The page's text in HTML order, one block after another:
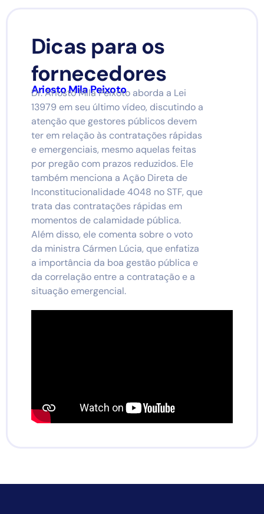
Dicas para os
fornecedores
Ariosto Mila Peixoto
Dr. Ariosto Mila Peixoto aborda a Lei
13979 em seu último vídeo, discutindo a
atenção que gestores públicos devem
ter em relação às contratações rápidas
e emergenciais, mesmo aquelas feitas
por pregão com prazos reduzidos. Ele
também menciona a Ação Direta de
Inconstitucionalidade 4048 no STF, que
trata das contratações rápidas em
momentos de calamidade pública.
Além disso, ele comenta sobre o voto
da ministra Cármen Lúcia, que enfatiza
a importância da boa gestão pública e
da correlação entre a contratação e a
situação emergencial.